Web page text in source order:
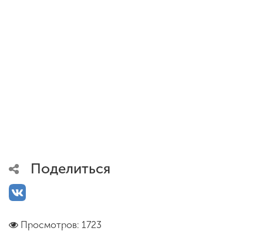
Поделиться
Просмотров: 1723